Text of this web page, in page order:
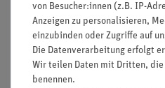
Im Allgemeinen lässt sich aus
Säuren und Basen, aus welchen
der pH-Wert ableiten. Salze aus
Basen (z.B. NaCl) reagieren in
Wohingegen Salze aus einer
von Besucher:innen (z.B. IP-
Anzeigen zu personalisieren,
einzubinden oder Zugriffe auf
Die Datenverarbeitung erfolgt
Wir teilen Daten mit Dritten,
benennen.